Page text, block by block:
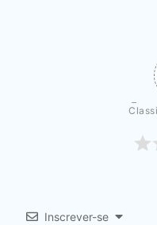
Inscrever-se